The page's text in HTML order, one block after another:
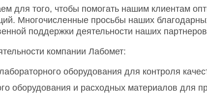
для того, чтобы помогать нашим клиентам
Многочисленные просьбы наших
поддержки деятельности наших
компании Лабомет:
оборудования для контроля
оборудования и расходных материалов для